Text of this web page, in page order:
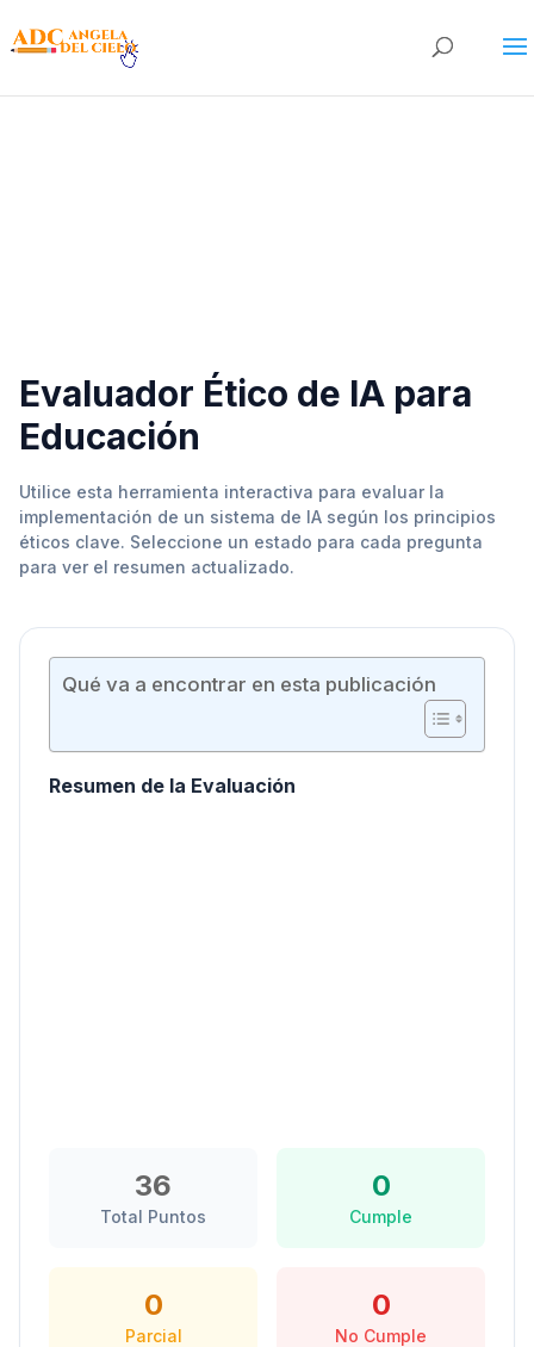
Evaluador Ético de IA para
Educación
Utilice esta herramienta interactiva para evaluar la
implementación de un sistema de IA según los principios
éticos clave. Seleccione un estado para cada pregunta
para ver el resumen actualizado.
Qué va a encontrar en esta publicación
Resumen de la Evaluación
36
Total Puntos
0
Cumple
0
Parcial
0
No Cumple